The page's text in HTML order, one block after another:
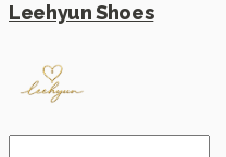
Leehyun Shoes